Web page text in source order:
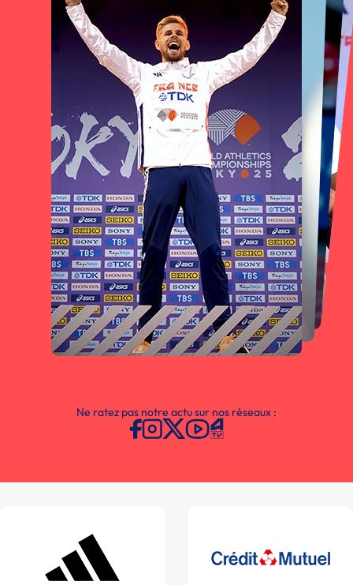
Ne ratez pas notre actu sur nos réseaux :